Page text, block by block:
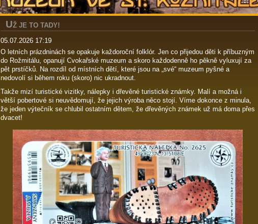
UŽ JE TO TADY!
05.07.2026 17:19
O letních prázdninách se opakuje každoroční folklór. Jen co přijedou děti k příbuzným
do Rožmitálu, opanují Cvokařské muzeum a skoro každodenně ho pěkně vyluxují za
pět prstíčků. Na rozdíl od místních dětí, které jsou na „své“ muzeum pyšné a
nedovolí si během roku (skoro) nic ukradnout.
Takže mizí turistické vizitky, nálepky i dřevěné turistické známky. Malí a možná i
větší pobertové si neuvědomují, že jejich výroba něco stojí. Víme dokonce z minula,
že jeden výtečník se chlubil ostatním dětem, že dřevěných známek už má doma přes
dvacet!